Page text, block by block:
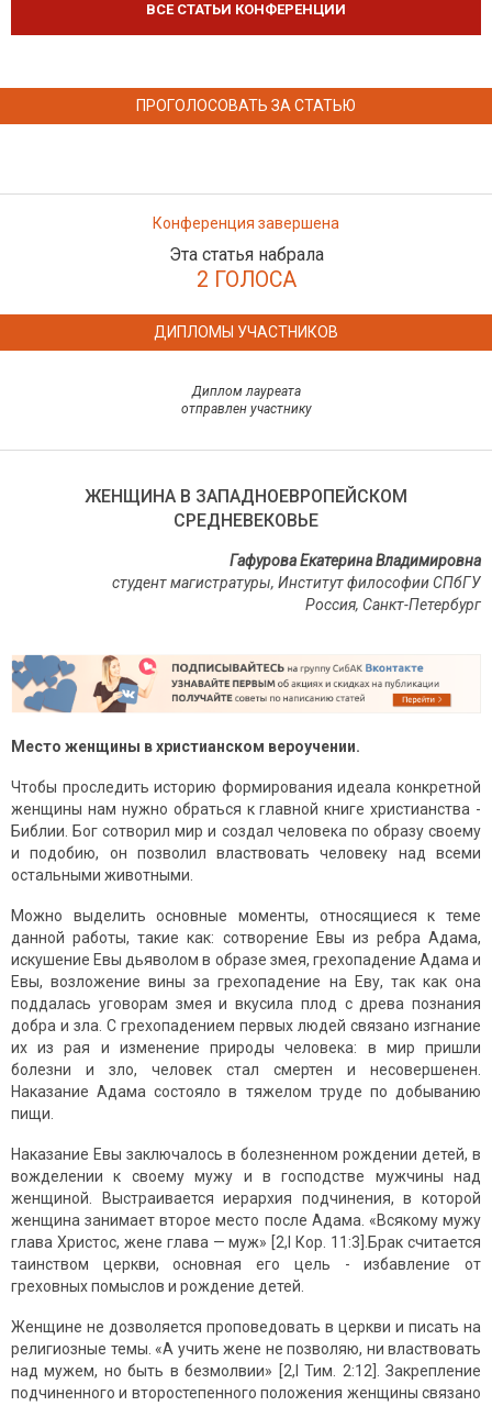
ВСЕ СТАТЬИ КОНФЕРЕНЦИИ
ПРОГОЛОСОВАТЬ ЗА СТАТЬЮ
Конференция завершена
Эта статья набрала
2 ГОЛОСА
ДИПЛОМЫ УЧАСТНИКОВ
Диплом лауреата
отправлен участнику
ЖЕНЩИНА В ЗАПАДНОЕВРОПЕЙСКОМ
СРЕДНЕВЕКОВЬЕ
Гафурова Екатерина Владимировна
студент магистратуры, Институт философии СПбГУ
Россия, Санкт-Петербург
Место женщины в христианском вероучении.
Чтобы проследить историю формирования идеала конкретной
женщины нам нужно обраться к главной книге христианства -
Библии. Бог сотворил мир и создал человека по образу своему
и подобию, он позволил властвовать человеку над всеми
остальными животными.
Можно выделить основные моменты, относящиеся к теме
данной работы, такие как: сотворение Евы из ребра Адама,
искушение Евы дьяволом в образе змея, грехопадение Адама и
Евы, возложение вины за грехопадение на Еву, так как она
поддалась уговорам змея и вкусила плод с древа познания
добра и зла. С грехопадением первых людей связано изгнание
их из рая и изменение природы человека: в мир пришли
болезни и зло, человек стал смертен и несовершенен.
Наказание Адама состояло в тяжелом труде по добыванию
пищи.
Наказание Евы заключалось в болезненном рождении детей, в
вожделении к своему мужу и в господстве мужчины над
женщиной. Выстраивается иерархия подчинения, в которой
женщина занимает второе место после Адама. «Всякому мужу
глава Христос, жене глава — муж» [2,I Кор. 11:3].Брак считается
таинством церкви, основная его цель - избавление от
греховных помыслов и рождение детей.
Женщине не дозволяется проповедовать в церкви и писать на
религиозные темы. «А учить жене не позволяю, ни властвовать
над мужем, но быть в безмолвии» [2,I Тим. 2:12]. Закрепление
подчиненного и второстепенного положения женщины связано